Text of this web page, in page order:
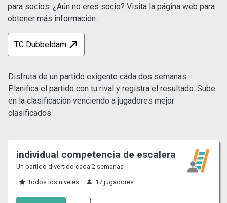
para socios. ¿Aún no eres socio? Visita la página web para
obtener más información.
TC Dubbeldam
Disfruta de un partido exigente cada dos semanas.
Planifica el partido con tu rival y registra el resultado. Sube
en la clasificación venciendo a jugadores mejor
clasificados.
individual competencia de escalera
Un partido divertido cada 2 semanas
Todos los niveles
17 jugadores